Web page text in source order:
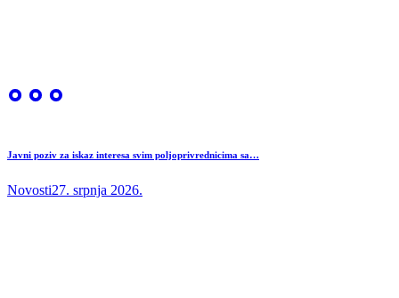
Javni poziv za iskaz interesa svim poljoprivrednicima sa…
Novosti27. srpnja 2026.